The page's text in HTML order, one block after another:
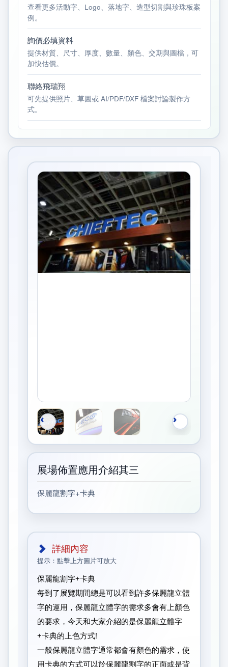
查看更多活動字、Logo、落地字、造型切割與珍珠板案
例。
詢價必填資料
提供材質、尺寸、厚度、數量、顏色、交期與圖檔，可
加快估價。
聯絡飛瑞翔
可先提供照片、草圖或 AI/PDF/DXF 檔案討論製作方
式。
展場佈置應用介紹其三
保麗龍割字+卡典
詳細內容
提示：點擊上方圖片可放大
保麗龍割字+卡典
每到了展覽期間總是可以看到許多保麗龍立體
字的運用，保麗龍立體字的需求多會有上顏色
的要求，今天和大家介紹的是保麗龍立體字
+卡典的上色方式!
一般保麗龍立體字通常都會有顏色的需求，使
用卡典的方式可以於保麗龍割字的正面或是背